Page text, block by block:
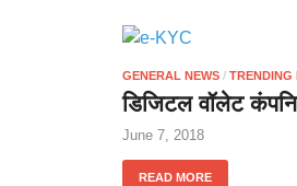
GENERAL NEWS / TRENDING
डिजिटल वॉलेट
June 7, 2018
READ MORE